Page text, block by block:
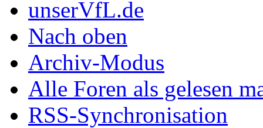
unserVfL.de
Nach oben
Archiv-Modus
Alle Foren als gelesen
RSS-Synchronisation